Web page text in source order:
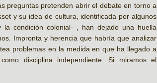
preguntas pretenden abrir el debate en torno a
y su idea de cultura, identificada por algunos
condición colonial- , han dejado una huella
Impronta y herencia que habría que analizar
problemas en la medida en que ha llegado a
disciplina independiente. Si miramos el